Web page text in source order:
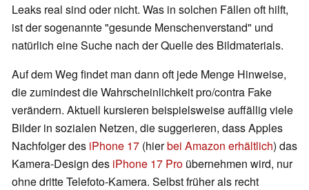
Leaks real sind oder nicht. Was in solchen Fällen oft hilft,
ist der sogenannte "gesunde Menschenverstand" und
natürlich eine Suche nach der Quelle des Bildmaterials.
Auf dem Weg findet man dann oft jede Menge Hinweise,
die zumindest die Wahrscheinlichkeit pro/contra Fake
verändern. Aktuell kursieren beispielsweise auffällig viele
Bilder in sozialen Netzen, die suggerieren, dass Apples
Nachfolger des iPhone 17 (hierbei Amazon erhältlich) das
Kamera-Design des iPhone 17 Pro übernehmen wird, nur
ohne dritte Telefoto-Kamera. Selbst früher als recht